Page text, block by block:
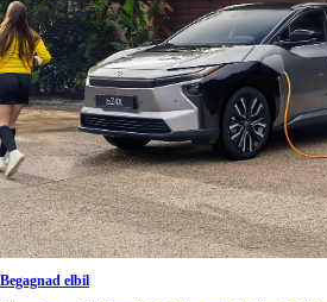
Begagnad elbil